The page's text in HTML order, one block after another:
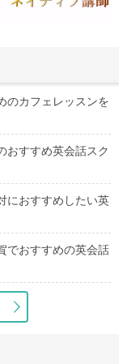
のカフェレッスンを
おすすめ英会話スク
におすすめしたい英
でおすすめの英会話